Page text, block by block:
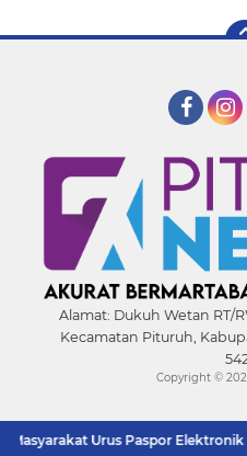
Alamat: Dukuh Wetan RT/
Kecamatan Pituruh,
Urus Paspor Elektronik
Copyright ©